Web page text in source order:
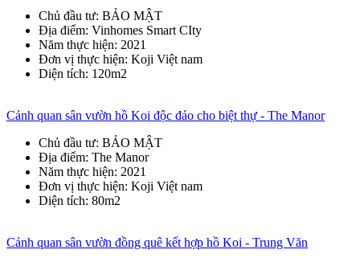
Chủ đầu tư: BẢO MẬT
Địa điểm: Vinhomes Smart CIty
Năm thực hiện: 2021
Đơn vị thực hiện: Koji Việt nam
Diện tích: 120m2
Cảnh quan sân vườn hồ Koi độc đáo cho biệt thự - The Manor
Chủ đầu tư: BẢO MẬT
Địa điểm: The Manor
Năm thực hiện: 2021
Đơn vị thực hiện: Koji Việt nam
Diện tích: 80m2
Cảnh quan sân vườn đồng quê kết hợp hồ Koi - Trung Văn